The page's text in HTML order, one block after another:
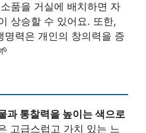
품을 거실에 배치하면 자
상승할 수 있어요. 또한,
명력은 개인의 창의력을 증
과 통찰력을 높이는 색으로
고급스럽고 가치 있는 느